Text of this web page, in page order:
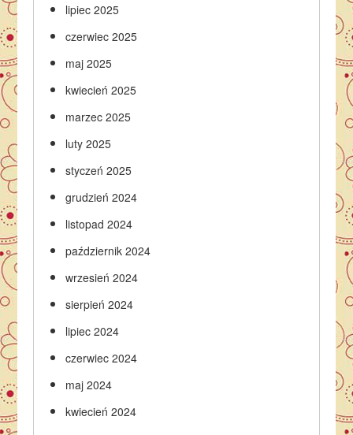
lipiec 2025
czerwiec 2025
maj 2025
kwiecień 2025
marzec 2025
luty 2025
styczeń 2025
grudzień 2024
listopad 2024
październik 2024
wrzesień 2024
sierpień 2024
lipiec 2024
czerwiec 2024
maj 2024
kwiecień 2024